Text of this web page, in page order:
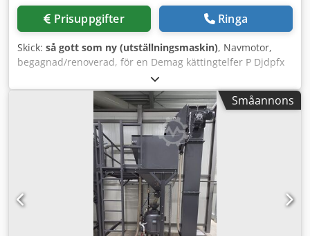
Prisuppgifter Ringa
Skick: så gott som ny (utställningsmaskin), Navmotor,
begagnad/renoverad, för en Demag kättingtelfer P Djdpfx
Aoh Uqcceqqekr OBS! Vi har mer än 15 000 Demag-delar i
lager. Mer information finns på vår webbplats eller i andra
Småannons